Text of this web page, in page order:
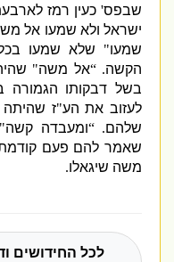
שבפס'כעין רמז לארבעת
ישראל ולא שמעו אל משה
שמעו"שלא שמעו
הקשה. “אל משה"שהיה
בשל דבקותו הגמורה
לעזוב את הע"ז שהיתה
שלהם. “ ומעבדה קשה"
שאמר להם פעם קודמת
משה שיגאלו.
לכל החידושים